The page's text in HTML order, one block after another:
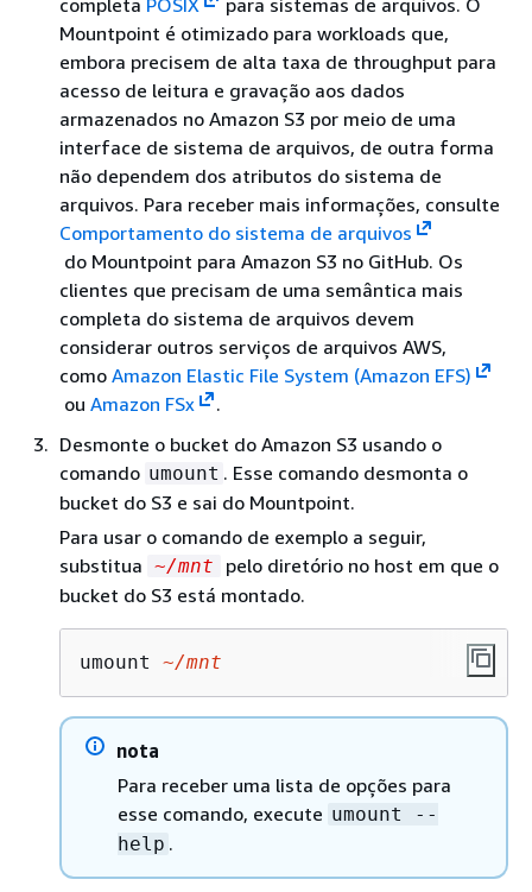
Mountpoint é otimizado para workloads que,
embora precisem de alta taxa de throughput para
acesso de leitura e gravação aos dados
armazenados no Amazon S3 por meio de uma
interface de sistema de arquivos, de outra forma
não dependem dos atributos do sistema de
arquivos. Para receber mais informações, consulte
Comportamento do sistema de arquivos
do Mountpoint para Amazon S3 no GitHub. Os
clientes que precisam de uma semântica mais
completa do sistema de arquivos devem
considerar outros serviços de arquivos AWS,
como Amazon Elastic File System (Amazon EFS)
ou Amazon FSx
.
Desmonte o bucket do Amazon S3 usando o
comando umount . Esse comando desmonta o
bucket do S3 e sai do Mountpoint.
Para usar o comando de exemplo a seguir,
substitua ~/mnt
pelo diretório no host em que o
bucket do S3 está montado.
umount ~/mnt
nota
Para receber uma lista de opções para
esse comando, execute umount --
help .